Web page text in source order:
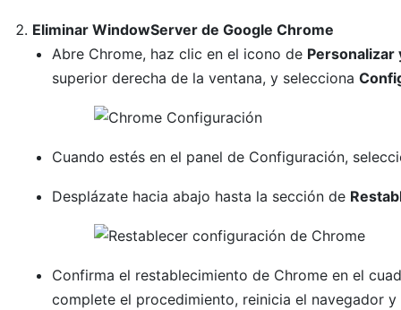
Eliminar WindowServer de Google Chrome
Abre Chrome, haz clic en el icono de Personalizar
superior derecha de la ventana, y selecciona
Cuando estés en el panel de Configuración,
Desplázate hacia abajo hasta la sección de
Confirma el restablecimiento de Chrome en el
complete el procedimiento, reinicia el navegador